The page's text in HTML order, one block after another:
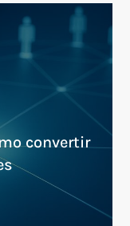
convertir